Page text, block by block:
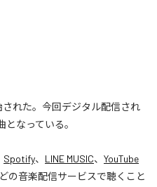
された。今回デジタル配信され
となっている。
Spotify、 LINE MUSIC、 YouTube
の音楽配信サービスで聴くこと